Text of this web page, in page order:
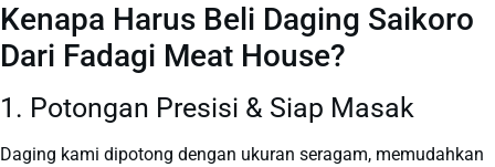
Kenapa Harus Beli Daging Saikoro
Dari Fadagi Meat House?
1. Potongan Presisi & Siap Masak
Daging kami dipotong dengan ukuran seragam, memudahkan